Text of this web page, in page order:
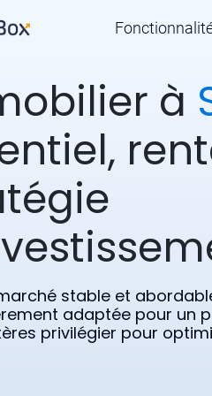
à
stable et
adaptée pour un
privilégier pour